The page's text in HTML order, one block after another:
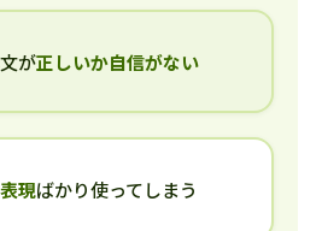
が正しいか自信がない
現ばかり使ってしまう